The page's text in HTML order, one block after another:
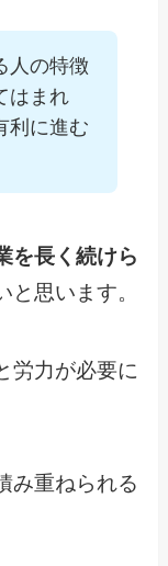
人の特徴
はまれ
利に進む
を長く続けら
と思います。
労力が必要に
み重ねられる